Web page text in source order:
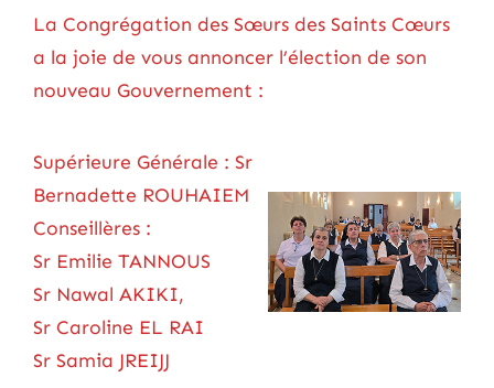
La Congrégation des Sœurs des Saints Cœurs
a la joie de vous annoncer l’élection de son
nouveau Gouvernement :
Supérieure Générale : Sr
Bernadette ROUHAIEM
Conseillères :
Sr Emilie TANNOUS
Sr Nawal AKIKI,
Sr Caroline EL RAI
Sr Samia JREIJJ